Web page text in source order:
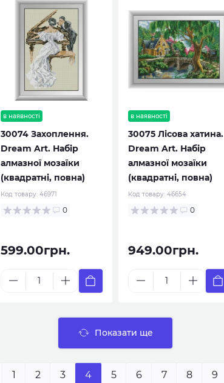
в наявності
30074 Захоплення.
Dream Art. Набір
алмазної мозаїки
(квадратні, повна)
Код товару: 46971
0
599.00грн.
в наявності
30075 Лісова хатина.
Dream Art. Набір
алмазної мозаїки
(квадратні, повна)
Код товару: 46654
0
949.00грн.
Показати ще
1 2 3 4 5 6 7 8 9